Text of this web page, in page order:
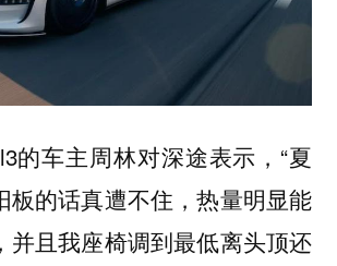
的车主周林对深途表示，“夏
板的话真遭不住 ，热量明显能
并且我座椅调到最低离头顶还